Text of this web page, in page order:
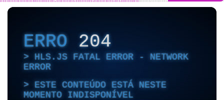
ERRO204
HLS.JS FATAL ERROR - NETWORK
ERROR
ESTE CONTEÚDO ESTÁ NESTE
MOMENTO INDISPONÍVEL